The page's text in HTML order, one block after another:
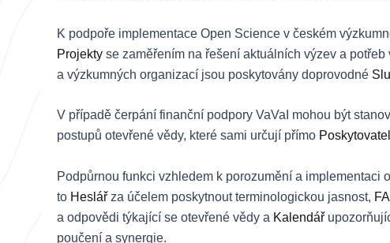
K podpoře implementace Open Science v českém
Projekty se zaměřením na řešení aktuálních výzev a
a výzkumných organizací jsou poskytovány doprovodné
V případě čerpání finanční podpory VaVaI mohou být
postupů otevřené vědy, které sami určují přímo
Podpůrnou funkci vzhledem k porozumění a implementaci
to Heslář za účelem poskytnout terminologickou jasnost,
a odpovědi týkající se otevřené vědy a Kalendář
poučení a synergie.